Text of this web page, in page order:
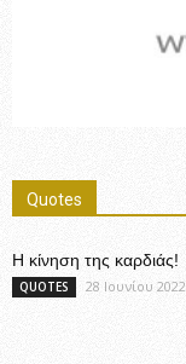
Quotes
Η κίνηση της καρδιάς!
QUOTES 28 Ιουνίου 2022